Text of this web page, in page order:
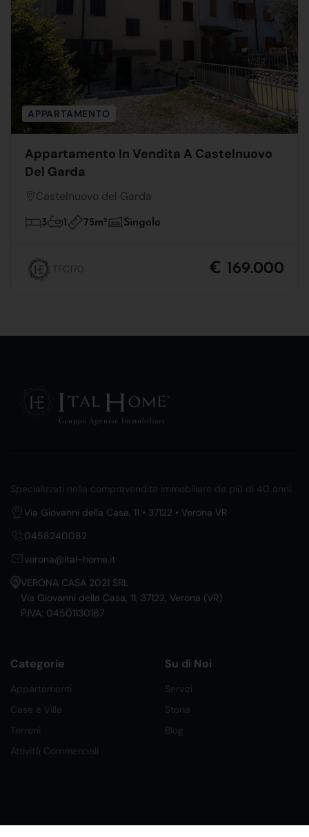
APPARTAMENTO
Appartamento In Vendita A Castelnuovo
Del Garda
Castelnuovo del Garda
3 1 75m2 Singolo
TFC170 € 169.000
Specializzati nella compravendita immobiliare da più di 40 anni.
Via Giovanni della Casa, 11 • 37122 • Verona VR
0458240082
verona@ital-home.it
VERONA CASA 2021 SRL
Via Giovanni della Casa, 11, 37122, Verona (VR)
P.IVA: 04501130167
Categorie
Appartamenti
Case e Ville
Terreni
Attività Commerciali
Su di Noi
Servizi
Storia
Blog